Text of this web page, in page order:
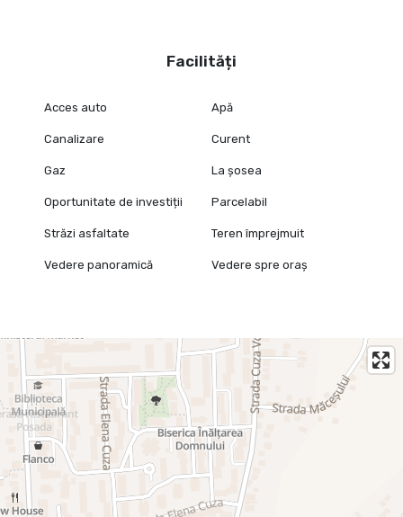
Facilități
Acces auto Apă
Canalizare Curent
Gaz La șosea
Oportunitate de investiții Parcelabil
Străzi asfaltate Teren împrejmuit
Vedere panoramică Vedere spre oraș